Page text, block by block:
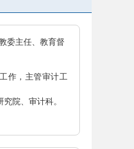
委主任、教育督
作，主管审计工
院、审计科。